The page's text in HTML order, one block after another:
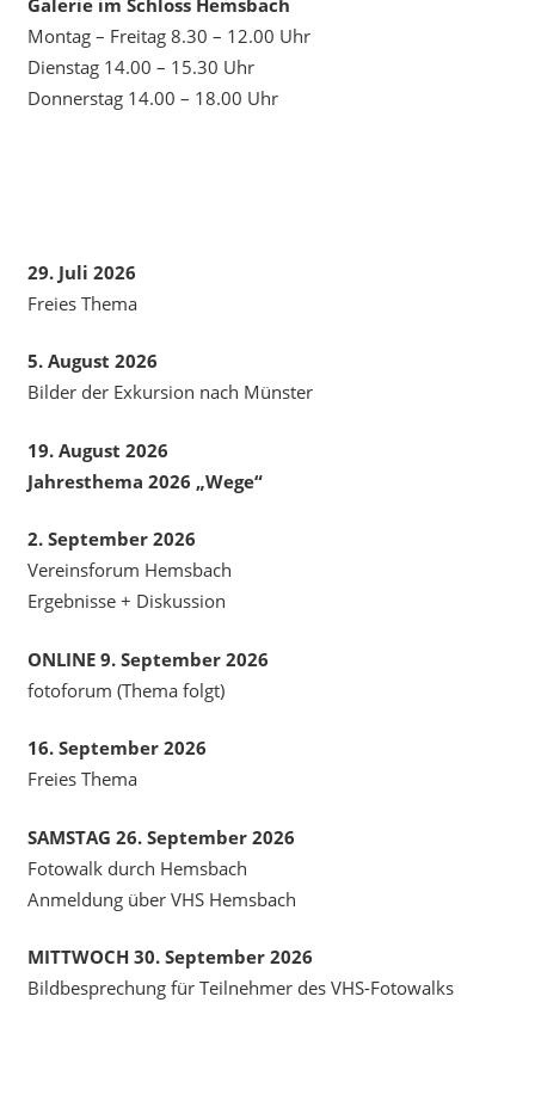
Galerie im Schloss Hemsbach
Montag – Freitag 8.30 – 12.00 Uhr
Dienstag 14.00 – 15.30 Uhr
Donnerstag 14.00 – 18.00 Uhr
29. Juli 2026
Freies Thema
5. August 2026
Bilder der Exkursion nach Münster
19. August 2026
Jahresthema 2026 „Wege“
2. September 2026
Vereinsforum Hemsbach
Ergebnisse + Diskussion
ONLINE 9. September 2026
fotoforum (Thema folgt)
16. September 2026
Freies Thema
SAMSTAG 26. September 2026
Fotowalk durch Hemsbach
Anmeldung über VHS Hemsbach
MITTWOCH 30. September 2026
Bildbesprechung für Teilnehmer des VHS-Fotowalks